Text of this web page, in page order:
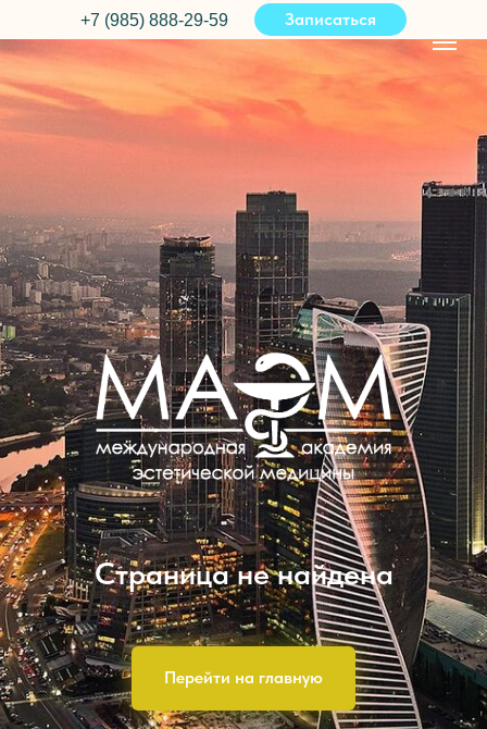
+7 (985) 888-29-59 Записаться
Страница не найдена
Перейти на главную